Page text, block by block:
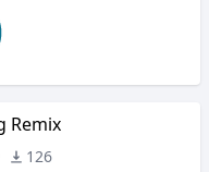
Remix
126